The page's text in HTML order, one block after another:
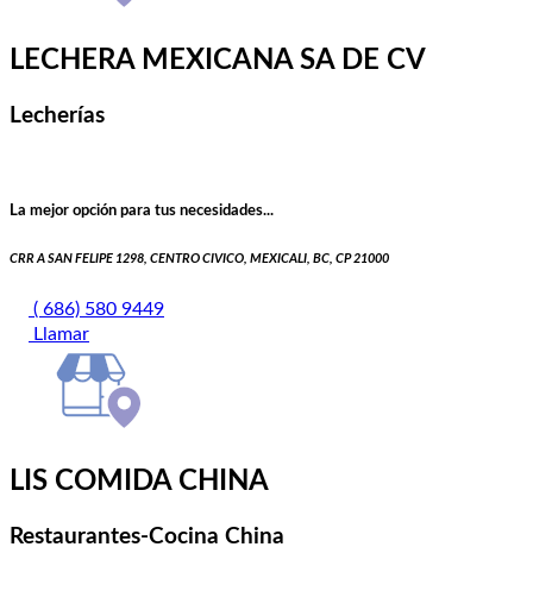
LECHERA MEXICANA SA DE CV
Lecherías
La mejor opción para tus necesidades...
CRR A SAN FELIPE 1298, CENTRO CIVICO, MEXICALI, BC, CP 21000
( 686) 580 9449
Llamar
LIS COMIDA CHINA
Restaurantes-Cocina China